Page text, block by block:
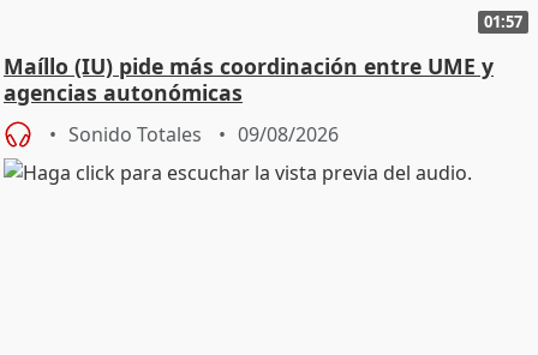
01:57
Maíllo (IU) pide más coordinación entre UME y
agencias autonómicas
Sonido Totales 09/08/2026